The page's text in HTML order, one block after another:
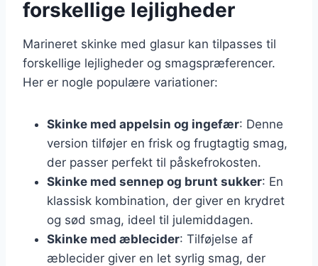
forskellige lejligheder
Marineret skinke med glasur kan tilpasses til
forskellige lejligheder og smagspræferencer.
Her er nogle populære variationer:
Skinke med appelsin og ingefær: Denne
version tilføjer en frisk og frugtagtig smag,
der passer perfekt til påskefrokosten.
Skinke med sennep og brunt sukker: En
klassisk kombination, der giver en krydret
og sød smag, ideel til julemiddagen.
Skinke med æblecider: Tilføjelse af
æblecider giver en let syrlig smag, der